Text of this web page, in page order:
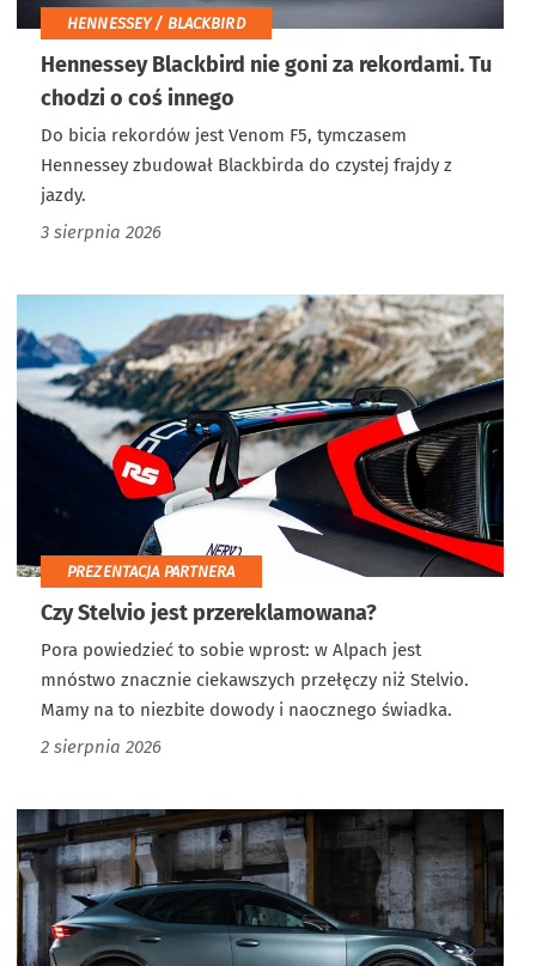
HENNESSEY / BLACKBIRD
Hennessey Blackbird nie goni za rekordami. Tu
chodzi o coś innego
Do bicia rekordów jest Venom F5, tymczasem
Hennessey zbudował Blackbirda do czystej frajdy z
jazdy.
3 sierpnia 2026
PREZENTACJA PARTNERA
Czy Stelvio jest przereklamowana?
Pora powiedzieć to sobie wprost: w Alpach jest
mnóstwo znacznie ciekawszych przełęczy niż Stelvio.
Mamy na to niezbite dowody i naocznego świadka.
2 sierpnia 2026